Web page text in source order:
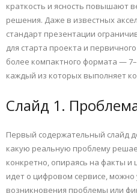
краткость и ясность повышают
решения. Даже в известных
стандарт презентации
для старта проекта и
более компактного формата —
каждый из которых выполняет
Слайд 1.
Первый содержательный слайд
какую реальную проблему
конкретно, опираясь на факты
идет о цифровом сервисе,
возникновения проблемы или